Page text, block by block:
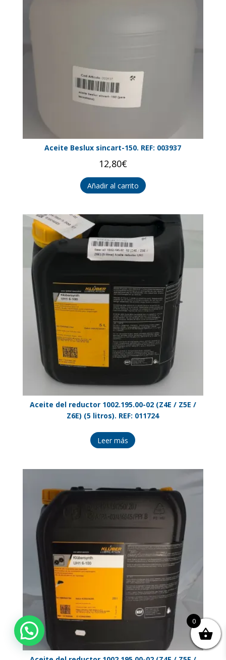
Aceite Beslux sincart-150. REF: 003937
12,80€
Añadir al carrito
Aceite del reductor 1002.195.00-02 (Z4E / Z5E /
Z6E) (5 litros). REF: 011724
Leer más
0